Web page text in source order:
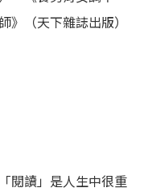
》（天下雜誌出版）
閱讀」是人生中很重